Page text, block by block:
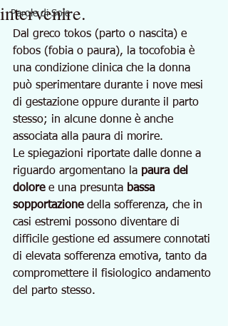
Parole di Sole
intervenire.
Dal greco tokos (parto o nascita) e
fobos (fobia o paura), la tocofobia è
una condizione clinica che la donna
può sperimentare durante i nove mesi
di gestazione oppure durante il parto
stesso; in alcune donne è anche
associata alla paura di morire.
Le spiegazioni riportate dalle donne a
riguardo argomentano la paura del
dolore e una presunta bassa
sopportazione della sofferenza, che in
casi estremi possono diventare di
difficile gestione ed assumere connotati
di elevata sofferenza emotiva, tanto da
compromettere il fisiologico andamento
del parto stesso.